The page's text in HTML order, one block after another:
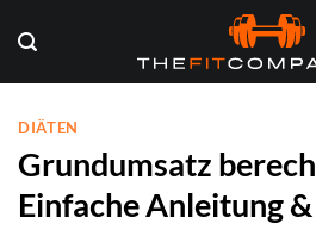
Inhalt
springen
DIÄTEN
Grundumsatz
Einfache Anleitung